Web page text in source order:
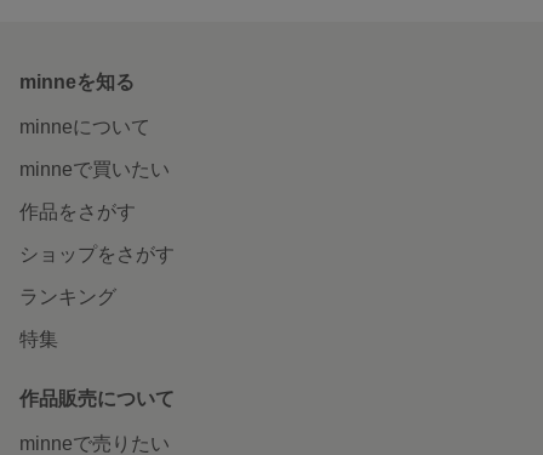
minneを知る
minneについて
minneで買いたい
作品をさがす
ショップをさがす
ランキング
特集
作品販売について
minneで売りたい